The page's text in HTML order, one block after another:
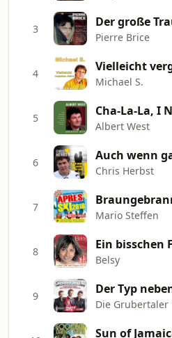
3
Pierre Brice
4
Michael S.
5 Cha-La-La, I
Albert West
6
Chris Herbst
7
Mario Steffen
8 Ein bisschen
Belsy
9 Der Typ
Die Grubertaler
Sun of